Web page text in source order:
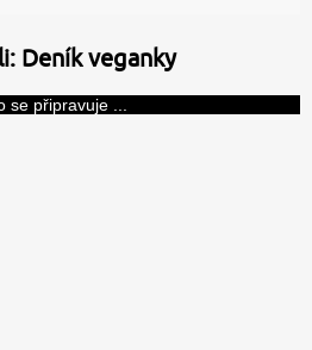
Deník veganky
se připravuje ...